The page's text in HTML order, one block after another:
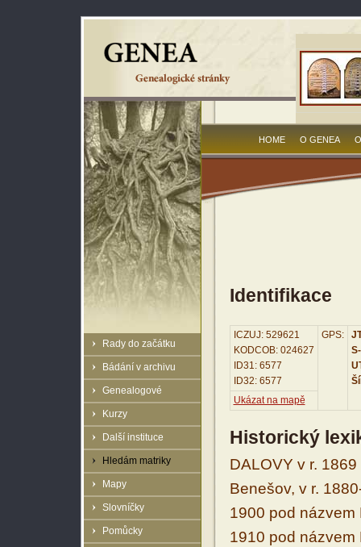
Rady do začátku
Bádání v archivu
Genealogové
Kurzy
Další instituce
Hledám matriky
Mapy
Slovníčky
Pomůcky
HOME O GENEA
Identifikace
ICZUJ: 529621
KODCOB: 024627
ID31: 6577
ID32: 6577
GPS:
Ukázat na mapě
Historický
DALOVY v r.
Benešov, v r.
1900 pod názvem
1910 pod názvem